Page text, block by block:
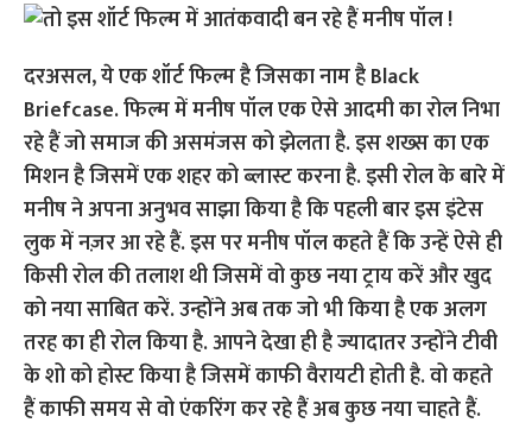
दरअसल, ये एक शॉर्ट फिल्म है जिसका नाम है Black
Briefcase. फिल्म में मनीष पॉल एक ऐसे आदमी का रोल निभा
रहे हैं जो समाज की असमंजस को झेलता है. इस शख्स का एक
मिशन है जिसमें एक शहर को ब्लास्ट करना है. इसी रोल के बारे में
मनीष ने अपना अनुभव साझा किया है कि पहली बार इस इंटेस
लुक में नज़र आ रहे हैं. इस पर मनीष पॉल कहते हैं कि उन्हें ऐसे ही
किसी रोल की तलाश थी जिसमें वो कुछ नया ट्राय करें और खुद
को नया साबित करें. उन्होंने अब तक जो भी किया है एक अलग
तरह का ही रोल किया है. आपने देखा ही है ज्यादातर उन्होंने टीवी
के शो को होस्ट किया है जिसमें काफी वैरायटी होती है. वो कहते
हैं काफी समय से वो एंकरिंग कर रहे हैं अब कुछ नया चाहते हैं.